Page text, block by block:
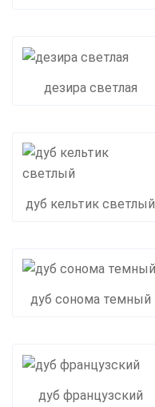
дезира светлая
дуб кельтик светлый
дуб сонома темный
дуб французский